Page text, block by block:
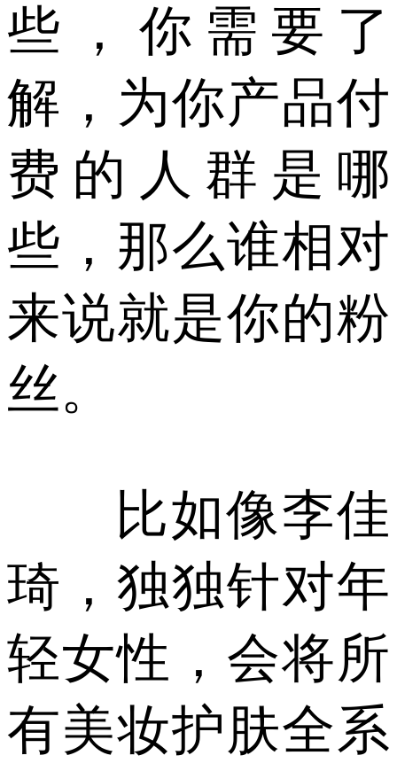
些，你需要了
解，为你产品付
费的人群是哪
些，那么谁相对
来说就是你的粉
丝。
比如像李佳
琦，独独针对年
轻女性，会将所
有美妆护肤全系